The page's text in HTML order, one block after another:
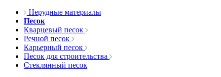
Нерудные материалы
Песок
Кварцевый песок
Речной песок
Карьерный песок
Песок для строительства
Стеклянный песок